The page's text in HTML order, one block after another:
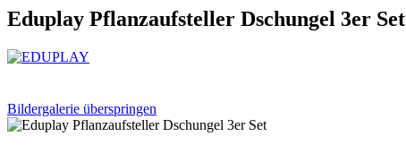
Eduplay Pflanzaufsteller Dschungel 3er Set
Bildergalerie überspringen